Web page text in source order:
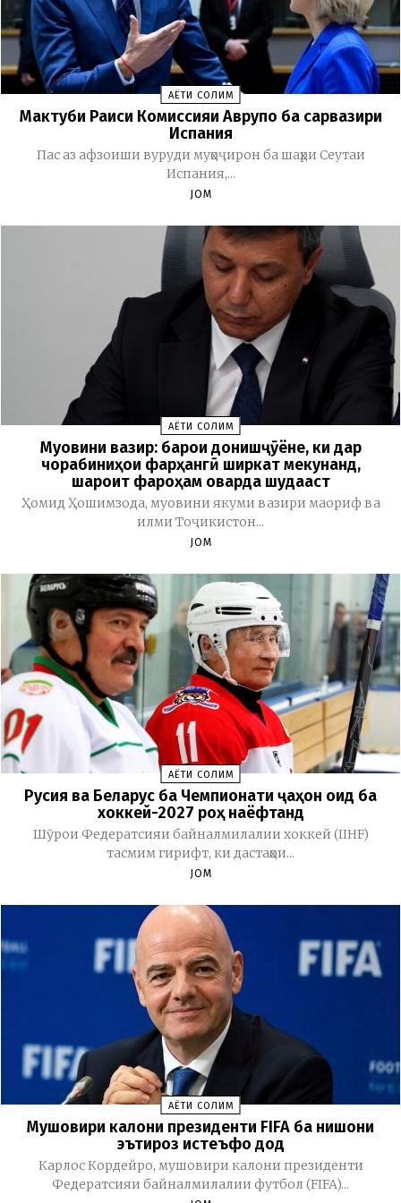
ҲАЁТИ СОЛИМ
Мактуби Раиси Комиссияи Аврупо ба сарвазири
Испания
Пас аз афзоиши вуруди муҳоҷирон ба шаҳри Сеутаи
Испания,...
JOM
ҲАЁТИ СОЛИМ
Муовини вазир: барои донишҷӯёне, ки дар
чорабиниҳои фарҳангӣ ширкат мекунанд,
шароит фароҳам оварда шудааст
Ҳомид Ҳошимзода, муовини якуми вазири маориф ва
илми Тоҷикистон...
JOM
ҲАЁТИ СОЛИМ
Русия ва Беларус ба Чемпионати ҷаҳон оид ба
хоккей-2027 роҳ наёфтанд
Шӯрои Федератсияи байналмилалии хоккей (IIHF)
тасмим гирифт, ки дастаҳои...
JOM
ҲАЁТИ СОЛИМ
Мушовири калони президенти FIFA ба нишони
эътироз истеъфо дод
Карлос Кордейро, мушовири калони президенти
Федератсияи байналмилалии футбол (FIFA)...